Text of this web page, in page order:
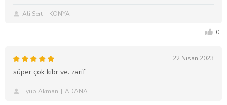
Ali Sert KONYA
0
22 Nisan 2023
süper çok kibr ve. zarif
Eyüp Akman ADANA